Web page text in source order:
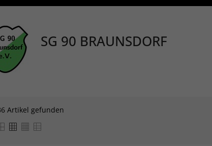
SG 90 BRAUNSDORF
Artikel gefunden